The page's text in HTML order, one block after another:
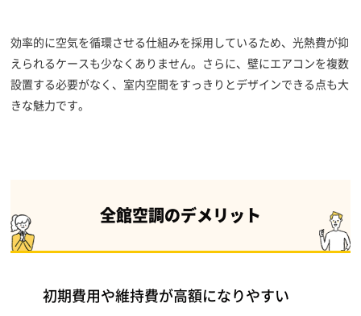
効率的に空気を循環させる仕組みを採用しているため、光熱費が抑
えられるケースも少なくありません。さらに、壁にエアコンを複数
設置する必要がなく、室内空間をすっきりとデザインできる点も大
きな魅力です。
全館空調のデメリット
初期費用や維持費が高額になりやすい